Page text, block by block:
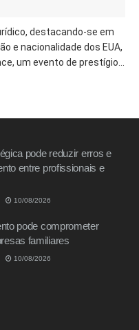
destacando-se em
e nacionalidade dos EUA,
um evento de prestígio...
pode reduzir erros e
entre profissionais e
10/08/2026
pode comprometer
familiares
10/08/2026